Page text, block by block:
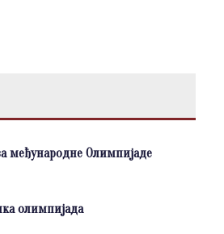
међународне Олимпијаде
олимпијада